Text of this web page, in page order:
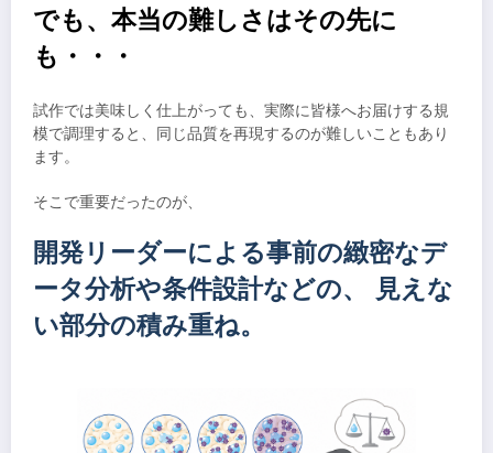
でも、本当の難しさはその先に
も・・・
試作では美味しく仕上がっても、実際に皆様へお届けする規
模で調理すると、同じ品質を再現するのが難しいこともあり
ます。
そこで重要だったのが、
開発リーダーによる事前の緻密なデ
ータ分析や条件設計などの、 見えな
い部分の積み重ね。